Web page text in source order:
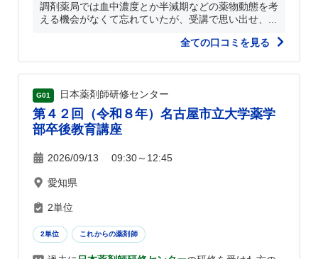
調剤薬局では血中濃度とか半減期などの薬物動態を考
える機会がなくて忘れていたが、受講で思い出せ、...
全ての口コミを見る
G01 日本薬剤師研修センター
第４２回（令和８年）名古屋市立大学薬学
部卒後教育講座
2026/09/13 09:30～12:45
愛知県
2単位
2単位 これからの薬剤師